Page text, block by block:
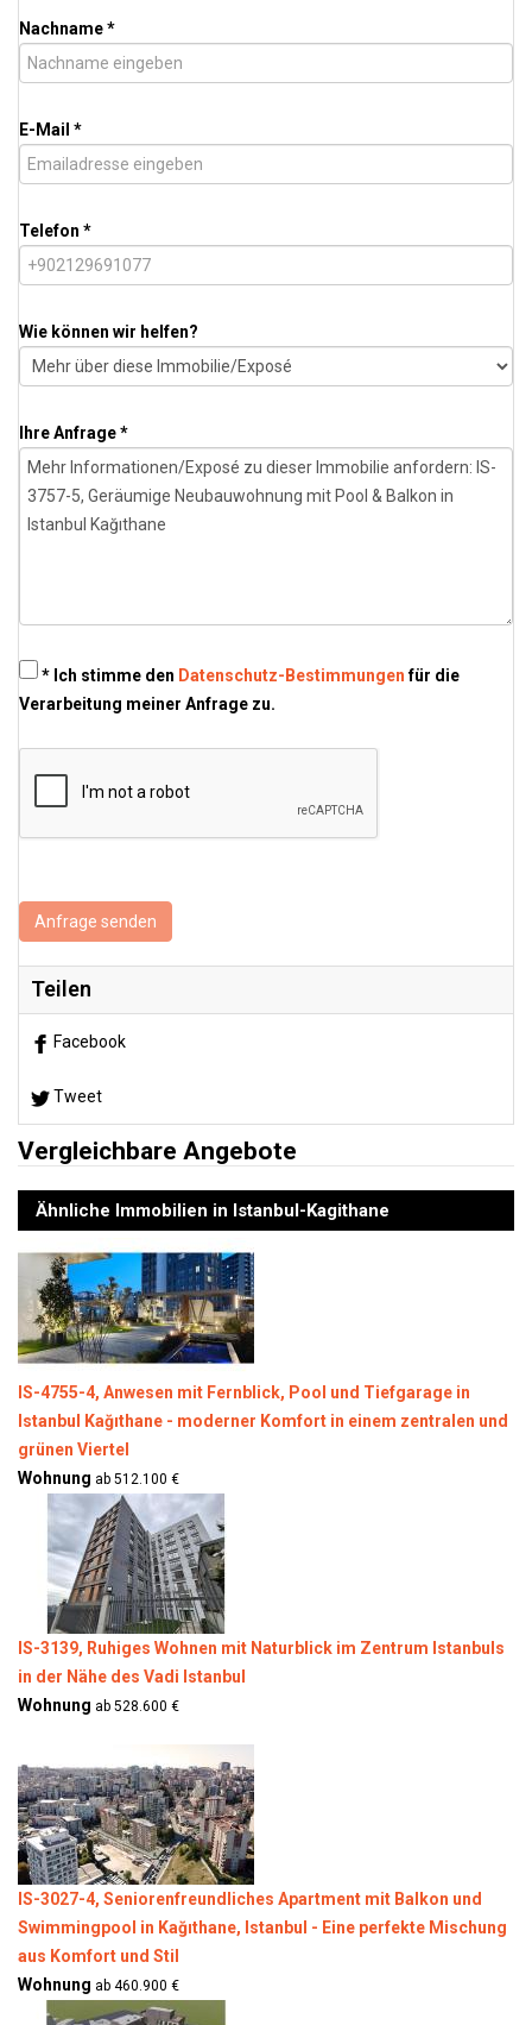
Nachname *
E-Mail *
Telefon *
Wie können wir helfen?
Ihre Anfrage *
* Ich stimme den Datenschutz-Bestimmungenfür die
Verarbeitung meiner Anfrage zu.
Anfrage senden
Teilen
Facebook
Tweet
Vergleichbare Angebote
Ähnliche Immobilien in Istanbul-Kagithane
IS-4755-4, Anwesen mit Fernblick, Pool und Tiefgarage in
Istanbul Kağıthane - moderner Komfort in einem zentralen und
grünen Viertel
Wohnung ab 512.100 €
IS-3139, Ruhiges Wohnen mit Naturblick im Zentrum Istanbuls
in der Nähe des Vadi Istanbul
Wohnung ab 528.600 €
IS-3027-4, Seniorenfreundliches Apartment mit Balkon und
Swimmingpool in Kağıthane, Istanbul - Eine perfekte Mischung
aus Komfort und Stil
Wohnung ab 460.900 €